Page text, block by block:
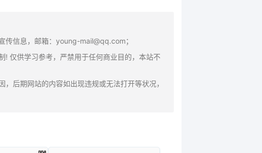
传信息，邮箱：young-mail@qq.com；
! 仅供学习参考，严禁用于任何商业目的，本站不
后期网站的内容如出现违规或无法打开等状况，